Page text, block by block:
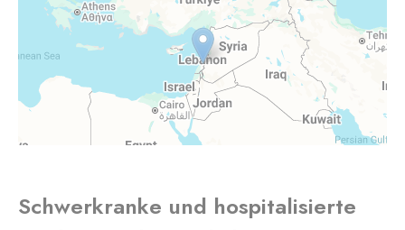
Schwerkranke und hospitalisierte